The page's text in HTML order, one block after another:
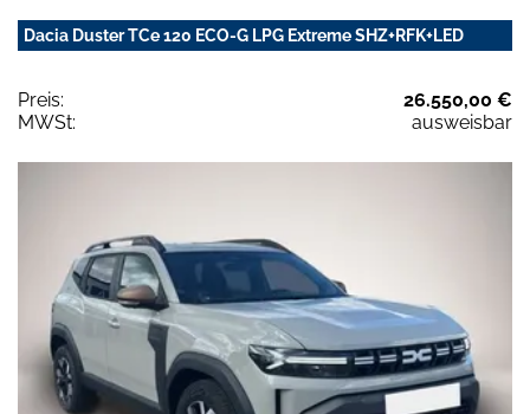
Dacia Duster TCe 120 ECO-G LPG Extreme SHZ+RFK+LED
Preis:
26.550,00 €
MWSt:
ausweisbar